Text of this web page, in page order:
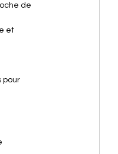
de
et
pour